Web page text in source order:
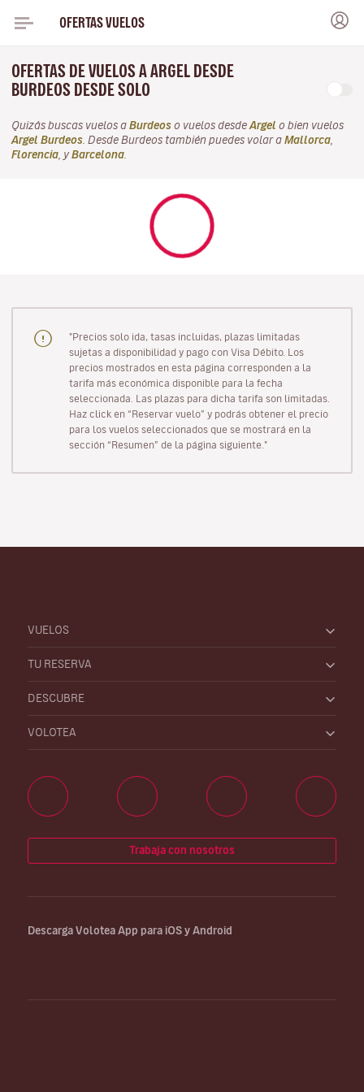
OFERTAS VUELOS
OFERTAS DE VUELOS A ARGEL DESDE
BURDEOS DESDE SOLO
Quizás buscas vuelos a Burdeos o vuelos desde Argel o bien vuelos
Argel Burdeos . Desde Burdeos también puedes volar a Mallorca
Florencia , y Barcelona
"Precios solo ida, tasas incluidas, plazas limitadas
sujetas a disponibilidad y pago con Visa Débito. Los
precios mostrados en esta página corresponden a la
tarifa más económica disponible para la fecha
seleccionada. Las plazas para dicha tarifa son limitadas.
Haz click en “Reservar vuelo” y podrás obtener el precio
para los vuelos seleccionados que se mostrará en la
sección “Resumen” de la página siguiente."
VUELOS
TU RESERVA
DESCUBRE
VOLOTEA
Trabaja con nosotros
Descarga Volotea App para iOS y Android